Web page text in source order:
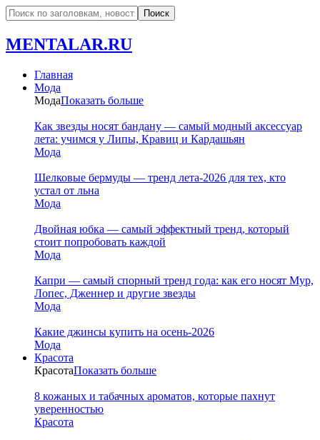
MENTALAR.RU
Главная
Мода
МодаПоказать больше
Как звезды носят бандану — самый модный аксессуар
лета: учимся у Липы, Кравиц и Кардашьян
Мода
Шелковые бермуды — тренд лета-2026 для тех, кто
устал от льна
Мода
Двойная юбка — самый эффектный тренд, который
стоит попробовать каждой
Мода
Капри — самый спорный тренд года: как его носят Мур,
Лопес, Дженнер и другие звезды
Мода
Какие джинсы купить на осень-2026
Мода
Красота
КрасотаПоказать больше
8 кожаных и табачных ароматов, которые пахнут
уверенностью
Красота